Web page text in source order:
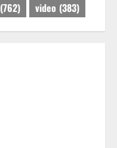
(762) video (383)